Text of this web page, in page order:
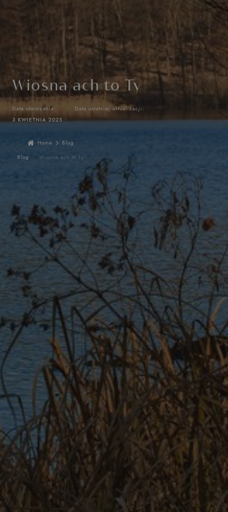
HOTEL
Wiosna ach to Ty
3 KWIETNIA 2025
Data utworzenia: Data ostatniej aktualizacji:
Home
Blog
Blog
Wiosna ach to Ty